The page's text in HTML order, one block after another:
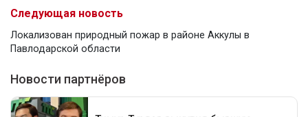
Следующая новость
Локализован природный пожар в районе Аккулы в
Павлодарской области